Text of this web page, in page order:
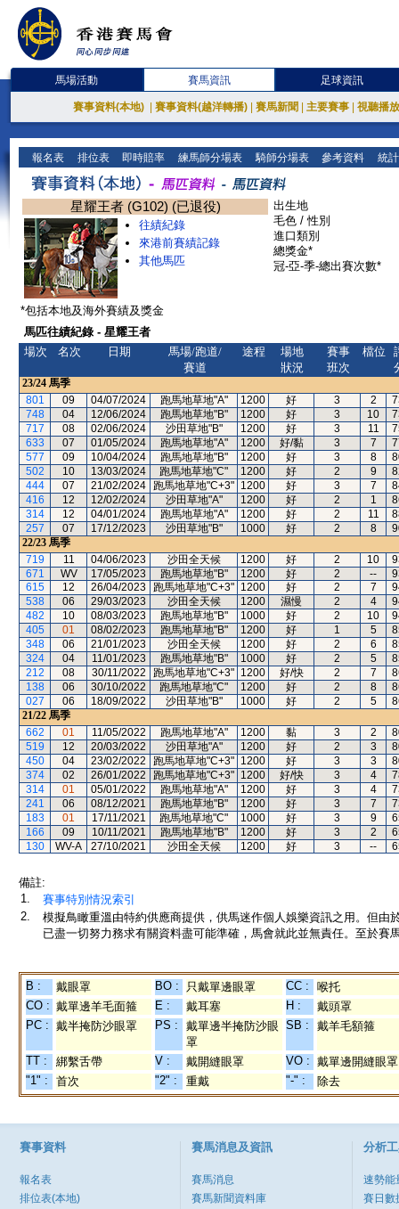
馬場活動 賽馬資訊 足球資訊
賽事資料(本地) 賽事資料(越洋轉播) 賽馬新聞 主要賽事 視聽播
報名表 排位表 即時賠率 練馬師分場表 騎師分場表 參考資料 統
星耀王者 (G102) (已退役)
往績紀錄
來港前賽績記錄
其他馬匹
出生地
毛色 / 性別
進口類別
總獎金*
冠-亞-季-總出賽次數*
*包括本地及海外賽績及獎金
馬匹往績紀錄 - 星耀王者
場次
名次 日期
馬場/跑道/
賽道
途程
場地
狀況
賽事
班次
檔位
23/24 馬季
801
09 04/07/2024 跑馬地草地"A" 1200 好 3 2
748
04 12/06/2024 跑馬地草地"B" 1200 好 3 10
717
08 02/06/2024 沙田草地"B" 1200 好 3 11
633
07 01/05/2024 跑馬地草地"A" 1200 好/黏 3 7
577
09 10/04/2024 跑馬地草地"B" 1200 好 3 8
502
10 13/03/2024 跑馬地草地"C" 1200 好 2 9
444
07 21/02/2024 跑馬地草地"C+3" 1200 好 3 7
416
12 12/02/2024 沙田草地"A" 1200 好 2 1
314
12 04/01/2024 跑馬地草地"A" 1200 好 2 11
257
07 17/12/2023 沙田草地"B" 1000 好 2 8
22/23 馬季
719
11 04/06/2023 沙田全天候 1200 好 2 10
671
WV 17/05/2023 跑馬地草地"B" 1200 好 2 --
615
12 26/04/2023 跑馬地草地"C+3" 1200 好 2 7
538
06 29/03/2023 沙田全天候 1200 濕慢 2 4
482
10 08/03/2023 跑馬地草地"B" 1000 好 2 10
405
01 08/02/2023 跑馬地草地"B" 1200 好 1 5
348
06 21/01/2023 沙田全天候 1200 好 2 6
324
04 11/01/2023 跑馬地草地"B" 1000 好 2 5
212
08 30/11/2022 跑馬地草地"C+3" 1200 好/快 2 7
138
06 30/10/2022 跑馬地草地"C" 1200 好 2 8
027
06 18/09/2022 沙田草地"B" 1000 好 2 5
21/22 馬季
662
01 11/05/2022 跑馬地草地"A" 1200 黏 3 2
519
12 20/03/2022 沙田草地"A" 1200 好 2 3
450
04 23/02/2022 跑馬地草地"C+3" 1200 好 3 3
374
02 26/01/2022 跑馬地草地"C+3" 1200 好/快 3 4
314
01 05/01/2022 跑馬地草地"A" 1200 好 3 4
241
06 08/12/2021 跑馬地草地"B" 1200 好 3 7
183
01 17/11/2021 跑馬地草地"C" 1000 好 3 9
166
09 10/11/2021 跑馬地草地"B" 1200 好 3 2
130
WV-A 27/10/2021 沙田全天候 1200 好 3 --
備註:
1.
賽事特別情況索引
2.
模擬鳥瞰重溫由特約供應商提供，供馬迷作個人娛樂資訊之用。但
已盡一切努力務求有關資料盡可能準確，馬會就此並無責任。至於賽
B : 戴眼罩 BO : 只戴單邊眼罩 CC :
喉托
CO : 戴單邊羊毛面箍 E : 戴耳塞 H :
戴頭罩
PC : 戴半掩防沙眼罩 PS :
戴單邊半掩防沙眼
罩
SB : 戴羊毛額箍
TT : 綁繫舌帶 V : 戴開縫眼罩 VO : 戴單邊開縫眼罩
"1" :
首次 "2" : 重戴 "-" : 除去
賽事資料
報名表
排位表(本地)
賽馬消息及資訊
賽馬消息
賽馬新聞資料庫
分析
速勢能
賽日數